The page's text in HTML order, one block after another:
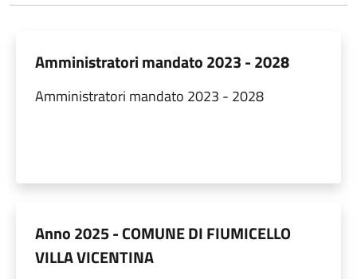
Amministratori mandato 2023 - 2028
Amministratori mandato 2023 - 2028
Anno 2025 - COMUNE DI FIUMICELLO
VILLA VICENTINA